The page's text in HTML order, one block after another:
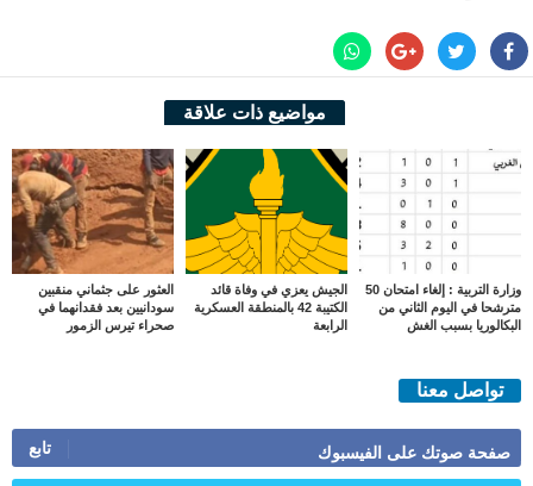
مواضيع ذات علاقة
وزارة التربية : إلغاء امتحان 50
مترشحا في اليوم الثاني من
البكالوريا بسبب الغش
الجيش يعزي في وفاة قائد
الكتيبة 42 بالمنطقة العسكرية
الرابعة
العثور على جثماني منقبين
سودانيين بعد فقدانهما في
صحراء تيرس الزمور
تواصل معنا
صفحة صوتك على الفيسبوك تابع